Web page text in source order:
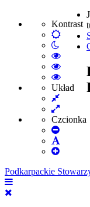
Kontrast
Default
mode
Włącz
tryb
nocny
High
Black
White
High
Black
High
mode
Układ
Fixed
layout
Wide
layout
Czcionka
Set
Font
Set
Font
Podkarpackie